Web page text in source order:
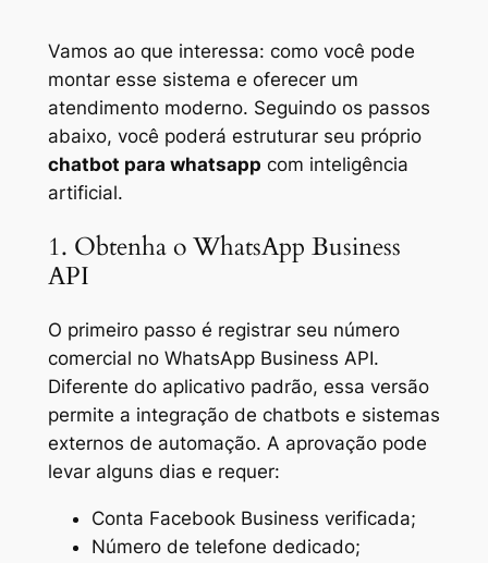
Vamos ao que interessa: como você pode
montar esse sistema e oferecer um
atendimento moderno. Seguindo os passos
abaixo, você poderá estruturar seu próprio
chatbot para whatsapp com inteligência
artificial.
1. Obtenha o WhatsApp Business
API
O primeiro passo é registrar seu número
comercial no WhatsApp Business API.
Diferente do aplicativo padrão, essa versão
permite a integração de chatbots e sistemas
externos de automação. A aprovação pode
levar alguns dias e requer:
Conta Facebook Business verificada;
Número de telefone dedicado;